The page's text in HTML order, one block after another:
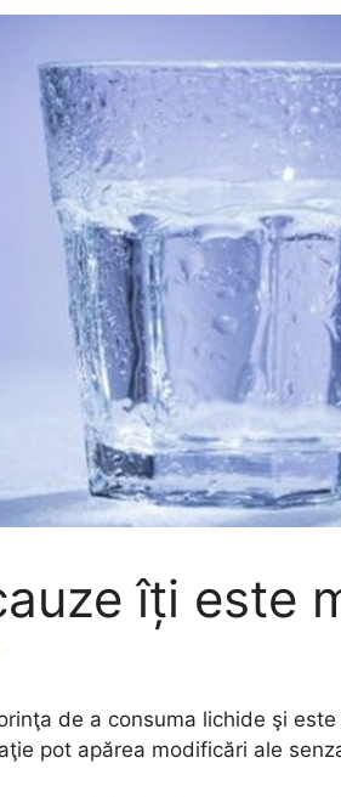
îți este
de a consuma lichide şi
pot apărea modificări ale